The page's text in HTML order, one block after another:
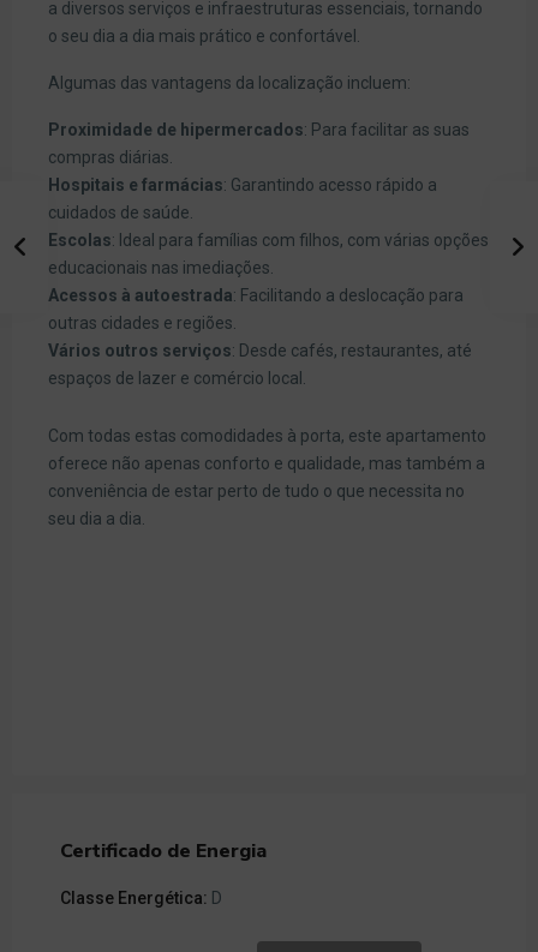
a diversos serviços e infraestruturas essenciais, tornando
o seu dia a dia mais prático e confortável.
Algumas das vantagens da localização incluem:
Proximidade de hipermercados: Para facilitar as suas
compras diárias.
Hospitais e farmácias: Garantindo acesso rápido a
cuidados de saúde.
Escolas: Ideal para famílias com filhos, com várias opções
educacionais nas imediações.
Acessos à autoestrada: Facilitando a deslocação para
outras cidades e regiões.
Vários outros serviços: Desde cafés, restaurantes, até
espaços de lazer e comércio local.
Com todas estas comodidades à porta, este apartamento
oferece não apenas conforto e qualidade, mas também a
conveniência de estar perto de tudo o que necessita no
seu dia a dia.
Certificado de Energia
Classe Energética: D